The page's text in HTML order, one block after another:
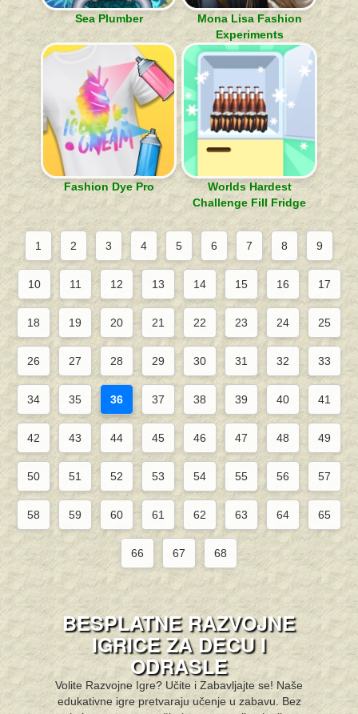
Sea Plumber
Mona Lisa Fashion
Experiments
Fashion Dye Pro
Worlds Hardest
Challenge Fill Fridge
1 2 3 4 5 6 7 8 9
10 11 12 13 14 15 16 17
18 19 20 21 22 23 24 25
26 27 28 29 30 31 32 33
34 35 36 37 38 39 40 41
42 43 44 45 46 47 48 49
50 51 52 53 54 55 56 57
58 59 60 61 62 63 64 65
66 67 68
BESPLATNE RAZVOJNE
IGRICE ZA DECU I
ODRASLE
Volite Razvojne Igre? Učite i Zabavljajte se! Naše
edukativne igre pretvaraju učenje u zabavu. Bez